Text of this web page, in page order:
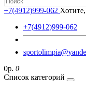
+7(4912)999-062
+7(4912)999-062
0р. 0
Список категорий